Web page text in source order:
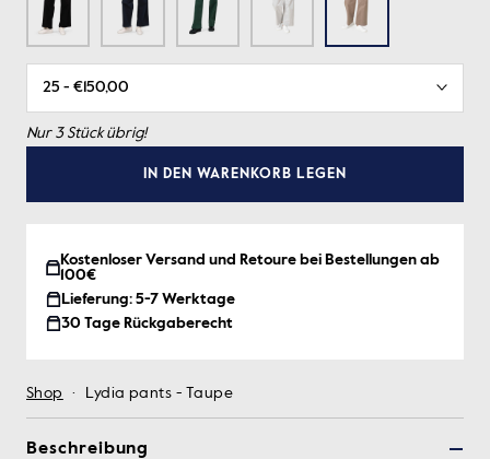
Nur 3 Stück übrig!
IN DEN WARENKORB LEGEN
Kostenloser Versand und Retoure bei Bestellungen ab
100€
Lieferung: 5-7 Werktage
30 Tage Rückgaberecht
Shop · Lydia pants - Taupe
Beschreibung